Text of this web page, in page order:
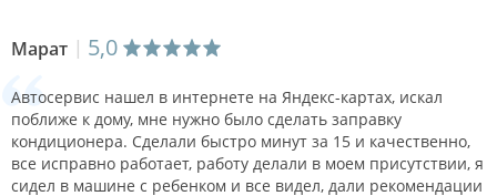
Марат 5,0
Автосервис нашел в интернете на Яндекс-картах, искал
поближе к дому, мне нужно было сделать заправку
кондиционера. Сделали быстро минут за 15 и качественно,
все исправно работает, работу делали в моем присутствии, я
сидел в машине с ребенком и все видел, дали рекомендации